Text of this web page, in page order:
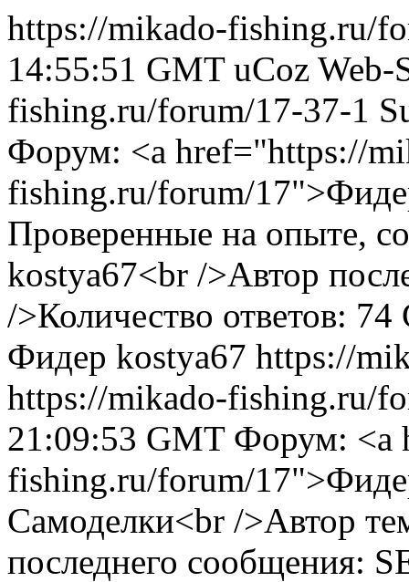
https://mikado-fishing.ru/
14:55:51 GMT uCoz Web-
fishing.ru/forum/17-37-1
Форум: <a href="https://
fishing.ru/forum/
Проверенные на опыте,
kostya67<br />Автор
/>Количество ответов: 74
Фидер kostya67 https://
https://mikado-fishing.ru/
21:09:53 GMT Форум: <a
fishing.ru/forum/
Самоделки<br />Автор
последнего сообщения: